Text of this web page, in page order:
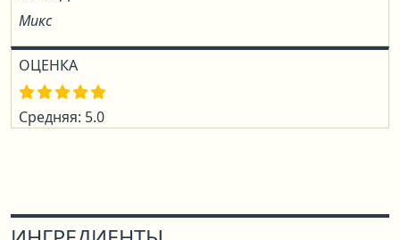
Микс
ОЦЕНКА
Средняя: 5.0